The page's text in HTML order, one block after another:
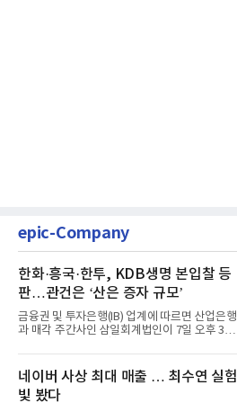
epic-Company
한화·흥국·한투, KDB생명 본입찰 등
판…관건은 ‘산은 증자 규모’
금융권 및 투자은행(IB) 업계에 따르면 산업은행
과 매각 주간사인 삼일회계법인이 7일 오후 3시
네이버 사상 최대 매출 … 최수연 실험
빛 봤다